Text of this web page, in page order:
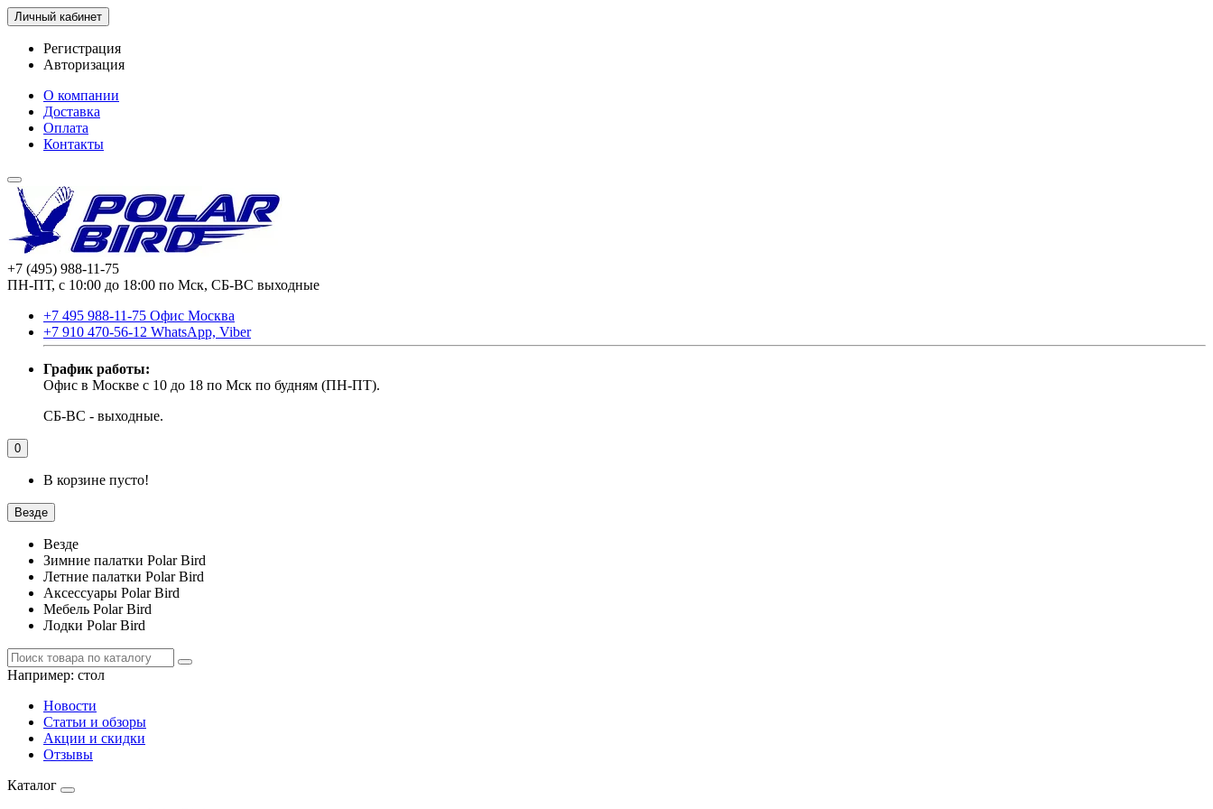
Личный кабинет
Регистрация
Авторизация
О компании
Доставка
Оплата
Контакты
+7 (495) 988-11-75
ПН-ПТ, с 10:00 до 18:00 по Мск, СБ-ВС выходные
+7 495 988-11-75 Офис Москва
+7 910 470-56-12 WhatsApp, Viber
График работы:
Офис в Москве с 10 до 18 по Мск по будням (ПН-ПТ).
СБ-ВС - выходные.
0
В корзине пусто!
Везде
Везде
Зимние палатки Polar Bird
Летние палатки Polar Bird
Аксессуары Polar Bird
Мебель Polar Bird
Лодки Polar Bird
Например: стол
Новости
Статьи и обзоры
Акции и скидки
Отзывы
Каталог